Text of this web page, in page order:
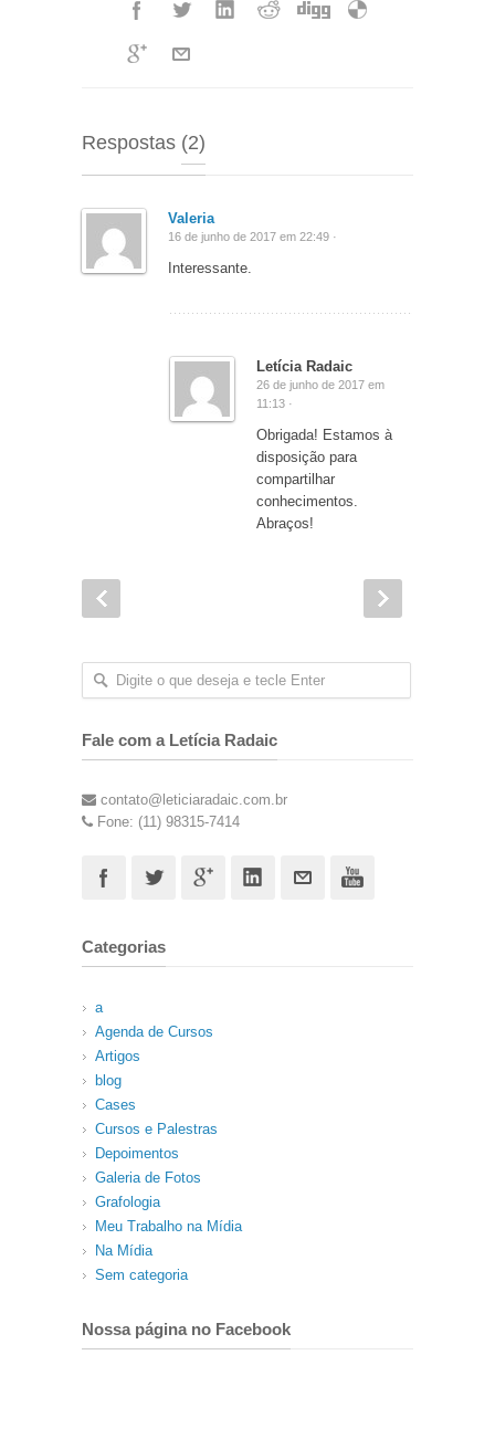
Respostas (2)
Valeria
16 de junho de 2017 em 22:49 ·
Interessante.
Letícia Radaic
26 de junho de 2017 em
11:13 ·
Obrigada! Estamos à
disposição para
compartilhar
conhecimentos.
Abraços!
Fale com a Letícia Radaic
contato@leticiaradaic.com.br
Fone: (11) 98315-7414
Categorias
a
Agenda de Cursos
Artigos
blog
Cases
Cursos e Palestras
Depoimentos
Galeria de Fotos
Grafologia
Meu Trabalho na Mídia
Na Mídia
Sem categoria
Nossa página no Facebook